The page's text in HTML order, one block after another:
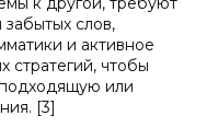
слов,
и активное
стратегий, чтобы
подходящую или
[3]